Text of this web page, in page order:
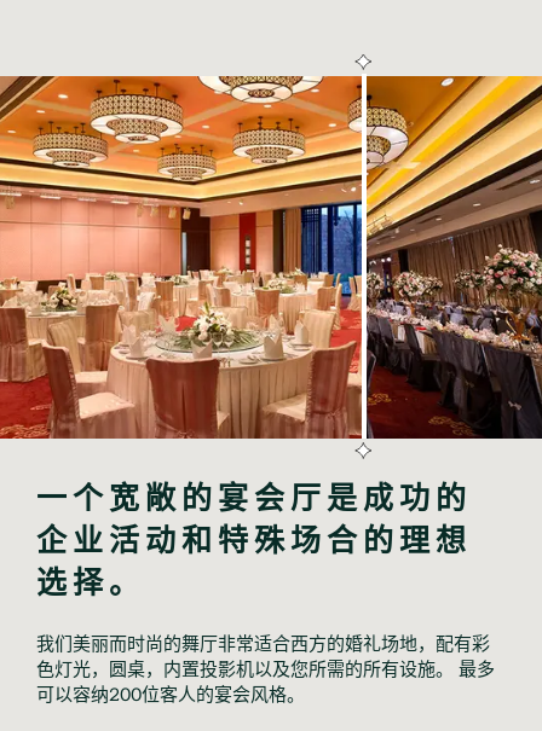
一个宽敞的宴会厅是成功的
企业活动和特殊场合的理想
选择。
我们美丽而时尚的舞厅非常适合西方的婚礼场地，配有彩
色灯光，圆桌，内置投影机以及您所需的所有设施。 最多
可以容纳200位客人的宴会风格。